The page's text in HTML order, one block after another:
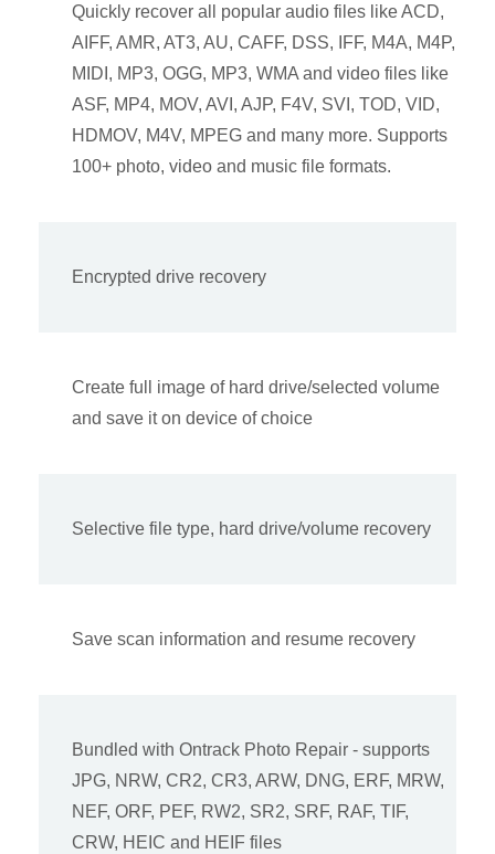
Quickly recover all popular audio files like ACD,
AIFF, AMR, AT3, AU, CAFF, DSS, IFF, M4A, M4P,
MIDI, MP3, OGG, MP3, WMA and video files like
ASF, MP4, MOV, AVI, AJP, F4V, SVI, TOD, VID,
HDMOV, M4V, MPEG and many more. Supports
100+ photo, video and music file formats.
Encrypted drive recovery
Create full image of hard drive/selected volume
and save it on device of choice
Selective file type, hard drive/volume recovery
Save scan information and resume recovery
Bundled with Ontrack Photo Repair - supports
JPG, NRW, CR2, CR3, ARW, DNG, ERF, MRW,
NEF, ORF, PEF, RW2, SR2, SRF, RAF, TIF,
CRW, HEIC and HEIF files